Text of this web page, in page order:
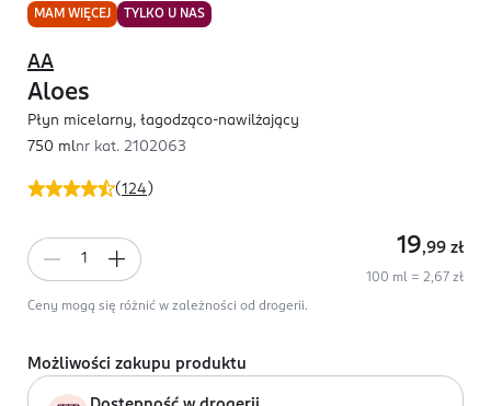
MAM WIĘCEJ TYLKO U NAS
(124 )
AA
Aloes
Płyn micelarny, łagodząco-nawilżający
750 mlnr kat. 2102063
19,99 zł
100 ml = 2,67 zł
Ceny mogą się różnić w zależności od drogerii.
Możliwości zakupu produktu